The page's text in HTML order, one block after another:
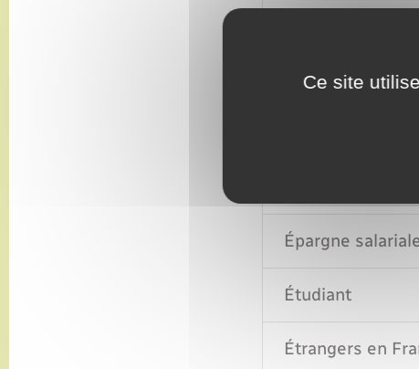
École primaire
Épargne
Étudiant
Étrangers en
Ce site